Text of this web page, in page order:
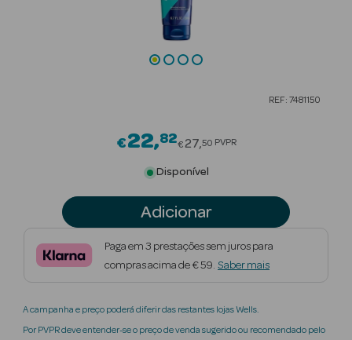
Beauty Season
Beauty Season
Beauty Season
Beauty Season
REF: 7481150
€22 82Price reduced from
€27 50 PVPR
Disponível
Adicionar
Paga em 3 prestações sem juros para
compras acima de € 59. Saber mais
A campanha e preço poderá diferir das restantes lojas Wells.
Por PVPR deve entender-se o preço de venda sugerido ou recomendado pelo